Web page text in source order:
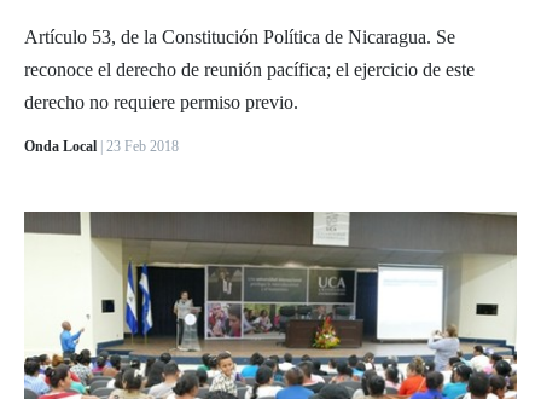
Artículo 53, de la Constitución Política de Nicaragua. Se
reconoce el derecho de reunión pacífica; el ejercicio de este
derecho no requiere permiso previo.
Onda Local | 23 Feb 2018